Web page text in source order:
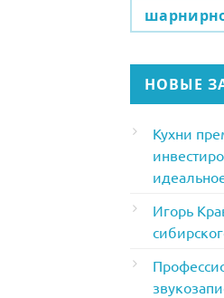
НОВЫЕ
Кухни
Игорь